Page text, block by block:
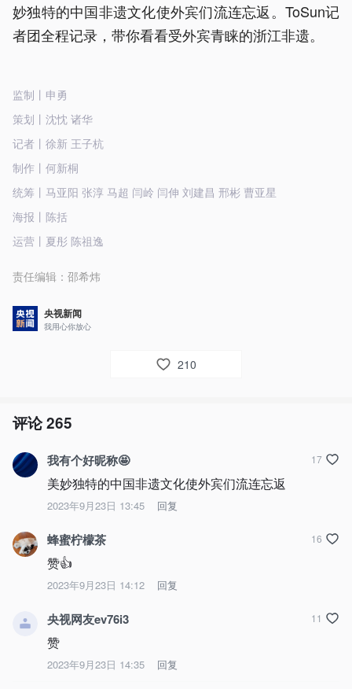
妙独特的中国非遗文化使外宾们流连忘返。ToSun记
者团全程记录，带你看看受外宾青睐的浙江非遗。
监制丨申勇
策划丨沈忱 诸华
记者丨徐新 王子杭
制作丨何新桐
统筹丨马亚阳 张淳 马超 闫岭 闫伸 刘建昌 邢彬 曹亚星
海报丨陈括
运营丨夏彤 陈祖逸
责任编辑： 邵希炜
央视新闻
我用心你放心
210
评论265
我有个好昵称🤩
美妙独特的中国非遗文化使外宾们流连忘返
2023年9月23日 13:45 回复
17
蜂蜜柠檬茶
赞👍
2023年9月23日 14:12 回复
16
央视网友ev76i3
赞
2023年9月23日 14:35 回复
11